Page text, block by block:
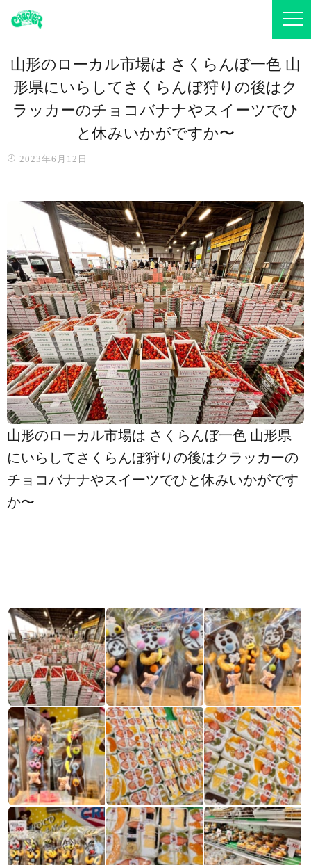
山形のローカル市場は さくらんぼ一色 山
形県にいらしてさくらんぼ狩りの後はク
ラッカーのチョコバナナやスイーツでひ
と休みいかがですか〜️
2023年6月12日
山形のローカル市場は さくらんぼ一色 山形県
にいらしてさくらんぼ狩りの後はクラッカーの
チョコバナナやスイーツでひと休みいかがです
か〜️